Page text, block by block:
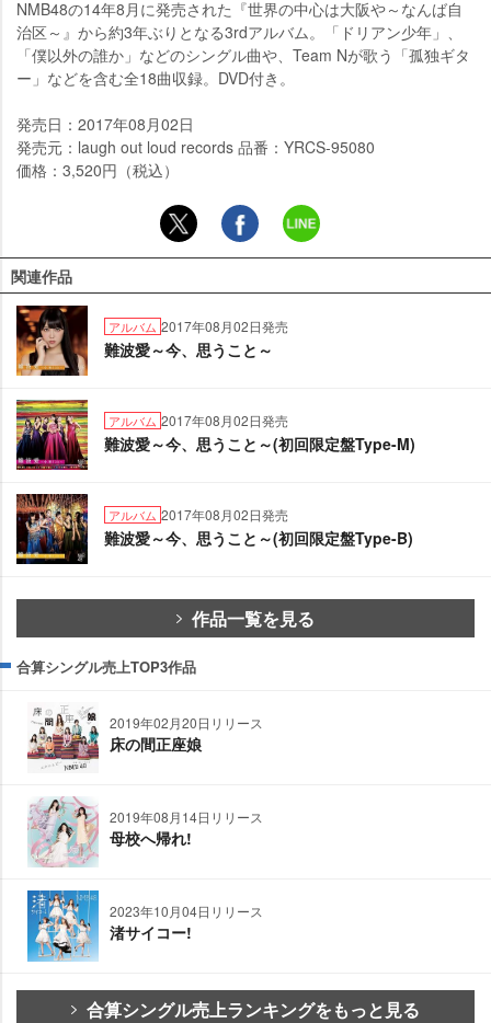
NMB48の14年8月に発売された『世界の中心は大阪や～なんば自
治区～』から約3年ぶりとなる3rdアルバム。「ドリアン少年」、
「僕以外の誰か」などのシングル曲や、Team Nが歌う「孤独ギタ
ー」などを含む全18曲収録。DVD付き。
発売日：2017年08月02日
発売元：laugh out loud records 品番：YRCS-95080
価格：3,520円（税込）
関連作品
アルバム 2017年08月02日発売
難波愛～今、思うこと～
アルバム 2017年08月02日発売
難波愛～今、思うこと～(初回限定盤Type-M)
アルバム 2017年08月02日発売
難波愛～今、思うこと～(初回限定盤Type-B)
作品一覧を見る
合算シングル売上TOP3作品
2019年02月20日リリース
床の間正座娘
2019年08月14日リリース
母校へ帰れ!
2023年10月04日リリース
渚サイコー!
合算シングル売上ランキングをもっと見る